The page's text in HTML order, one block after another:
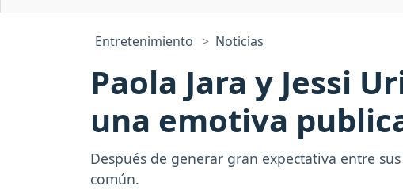
Entretenimiento Noticias
Paola Jara y Jessi
una emotiva
Después de generar gran expectativa entre
común.